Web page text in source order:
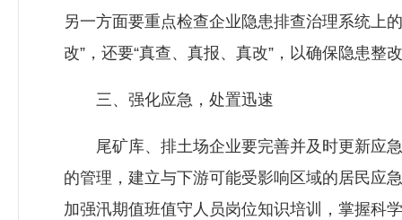
另一方面要重点检查企业隐患排查治理系统上
改”，还要“真查、真报、真改”，以确保隐患整
三、强化应急，处置迅速
尾矿库、排土场企业要完善并及时更新应急
的管理，建立与下游可能受影响区域的居民应
加强汛期值班值守人员岗位知识培训，掌握科